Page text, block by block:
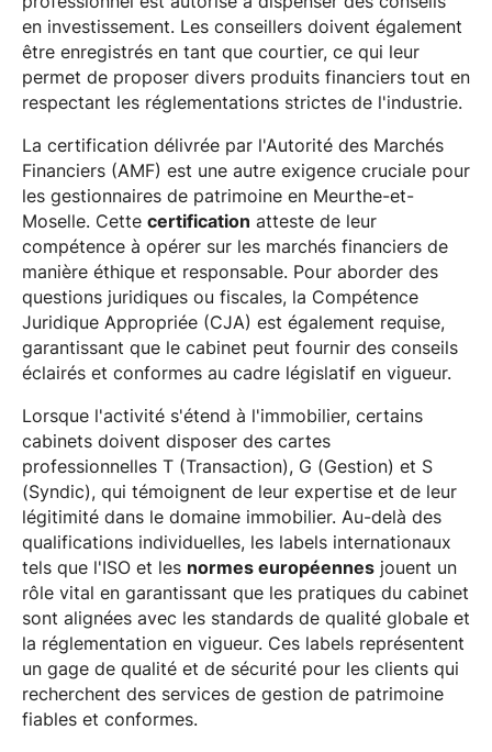
en investissement. Les conseillers doivent également
être enregistrés en tant que courtier, ce qui leur
permet de proposer divers produits financiers tout en
respectant les réglementations strictes de l'industrie.
La certification délivrée par l'Autorité des Marchés
Financiers (AMF) est une autre exigence cruciale pour
les gestionnaires de patrimoine en Meurthe-et-
Moselle. Cette certification atteste de leur
compétence à opérer sur les marchés financiers de
manière éthique et responsable. Pour aborder des
questions juridiques ou fiscales, la Compétence
Juridique Appropriée (CJA) est également requise,
garantissant que le cabinet peut fournir des conseils
éclairés et conformes au cadre législatif en vigueur.
Lorsque l'activité s'étend à l'immobilier, certains
cabinets doivent disposer des cartes
professionnelles T (Transaction), G (Gestion) et S
(Syndic), qui témoignent de leur expertise et de leur
légitimité dans le domaine immobilier. Au-delà des
qualifications individuelles, les labels internationaux
tels que l'ISO et les normes européennesjouent un
rôle vital en garantissant que les pratiques du cabinet
sont alignées avec les standards de qualité globale et
la réglementation en vigueur. Ces labels représentent
un gage de qualité et de sécurité pour les clients qui
recherchent des services de gestion de patrimoine
fiables et conformes.